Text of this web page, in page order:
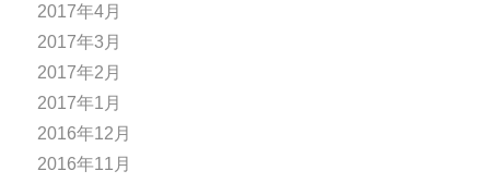
2017年4月
2017年3月
2017年2月
2017年1月
2016年12月
2016年11月